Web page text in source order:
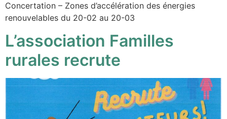
Concertation – Zones d’accélération des énergies
renouvelables du 20-02 au 20-03
L’association Familles
rurales recrute